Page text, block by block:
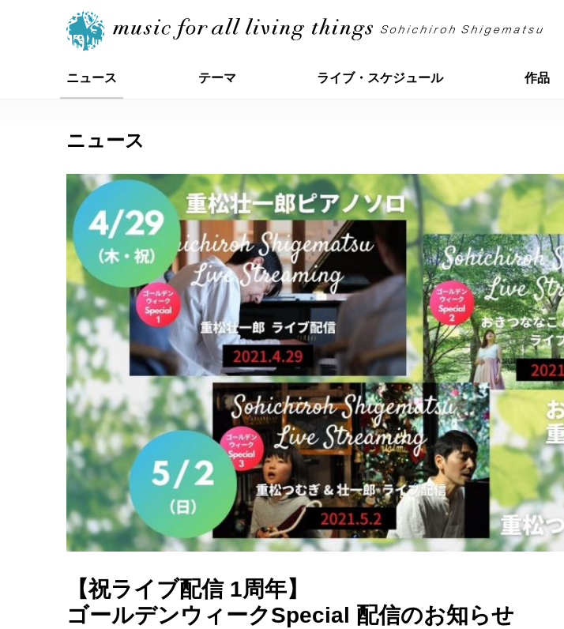
ニュース テーマ ライブ・スケジュール 作品
ニュース
【祝ライブ配信 1周年】
ゴールデンウィークSpecial 配信のお知らせ